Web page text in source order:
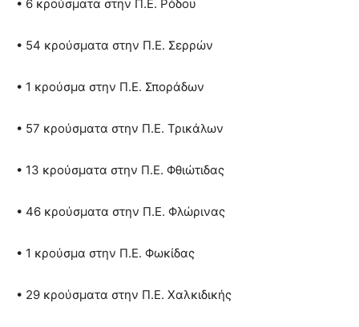
• 6 κρούσματα στην Π.Ε. Ρόδου
• 54 κρούσματα στην Π.Ε. Σερρών
• 1 κρούσμα στην Π.Ε. Σποράδων
• 57 κρούσματα στην Π.Ε. Τρικάλων
• 13 κρούσματα στην Π.Ε. Φθιώτιδας
• 46 κρούσματα στην Π.Ε. Φλώρινας
• 1 κρούσμα στην Π.Ε. Φωκίδας
• 29 κρούσματα στην Π.Ε. Χαλκιδικής